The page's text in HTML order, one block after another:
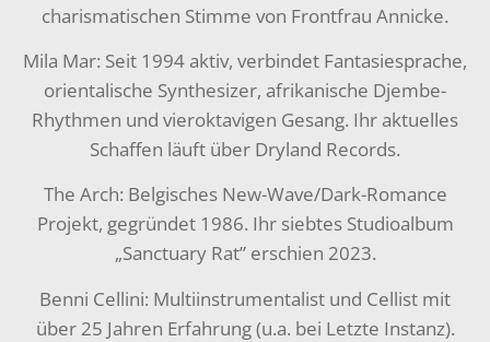
charismatischen Stimme von Frontfrau Annicke.
Mila Mar: Seit 1994 aktiv, verbindet Fantasiesprache,
orientalische Synthesizer, afrikanische Djembe-
Rhythmen und vieroktavigen Gesang. Ihr aktuelles
Schaffen läuft über Dryland Records.
The Arch: Belgisches New-Wave/Dark-Romance
Projekt, gegründet 1986. Ihr siebtes Studioalbum
„Sanctuary Rat” erschien 2023.
Benni Cellini: Multiinstrumentalist und Cellist mit
über 25 Jahren Erfahrung (u.a. bei Letzte Instanz).